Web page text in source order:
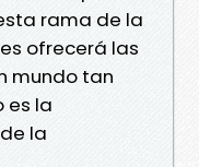
rama de la
ofrecerá las
mundo tan
es la
la